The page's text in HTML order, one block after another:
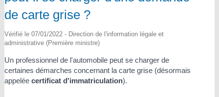
de carte grise ?
Vérifié le 07/01/2022 - Direction de l'information légale et
administrative (Première ministre)
Un professionnel de l'automobile peut se charger de
certaines démarches concernant la carte grise (désormais
appelée certificat d'immatriculation).